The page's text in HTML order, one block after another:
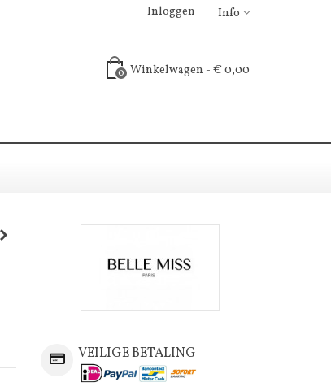
Info
Inloggen
0 Winkelwagen - € 0,00
VEILIGE BETALING